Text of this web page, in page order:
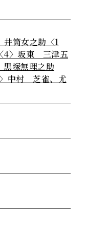
筒女之助〈1
4〉坂東 三津五
塚無理之助
中村 芝雀、尤